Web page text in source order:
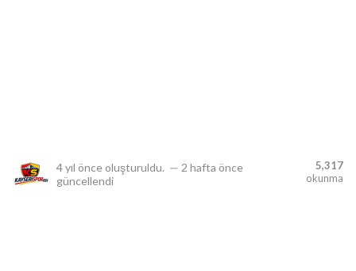
4 yıl önce oluşturuldu. — 2 hafta önce
güncellendi
5,317
okunma